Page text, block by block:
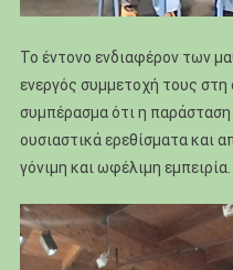
Το έντονο ενδιαφέρον των
ενεργός συμμετοχή τους
συμπέρασμα ότι η
ουσιαστικά ερεθίσματα και
γόνιμη και ωφέλιμη εμπειρία.